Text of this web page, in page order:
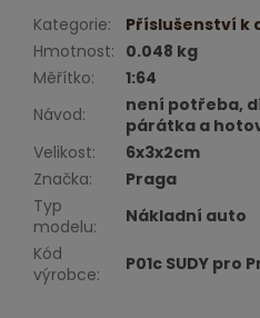
Kategorie:
Příslušenství k
Hmotnost: 0.048 kg
Měřítko:
1:64
Návod:
není potřeba,
párátka a
Velikost:
6x3x2cm
Značka:
Praga
Typ
modelu:
Nákladní auto
Kód
výrobce: P01c SUDY pro